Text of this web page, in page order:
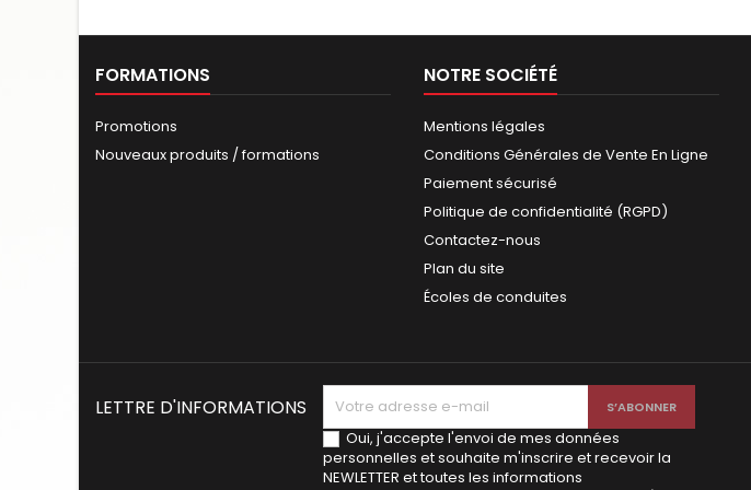
FORMATIONS
Promotions
Nouveaux produits / formations
NOTRE SOCIÉTÉ
Mentions légales
Conditions Générales de Vente En Ligne
Paiement sécurisé
Politique de confidentialité (RGPD)
Contactez-nous
Plan du site
Écoles de conduites
LETTRE D'INFORMATIONS
Oui, j'accepte l'envoi de mes données
personnelles etsouhaite m'inscrire et recevoir la
NEWLETTER et toutes les informations